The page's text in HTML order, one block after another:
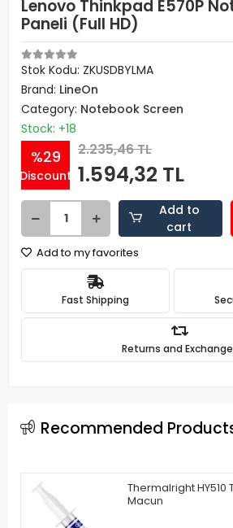
Lenovo Thinkpad E570P
Paneli (Full HD)
Stok Kodu: ZKUSDBYLMA
Brand: LineOn
Category: Notebook Screen
Stock: +18
%29
Discount
2.235,46 TL
1.594,32 TL
Add to
cart
Add to my favorites
Fast Shipping
Returns and
Recommended
Thermalright HY510
Macun